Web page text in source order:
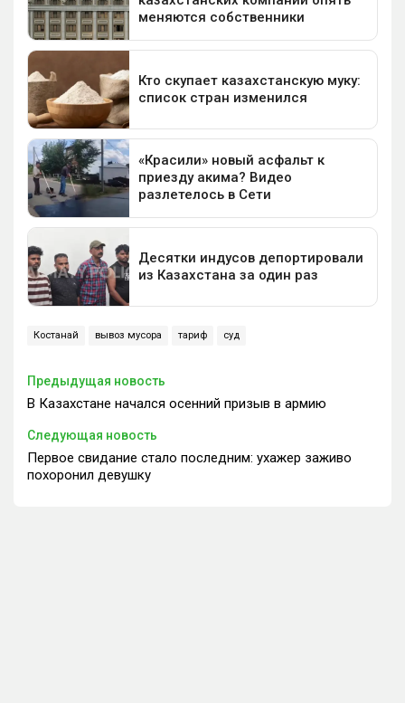
Костанай вывоз мусора тариф суд
Предыдущая новость
В Казахстане начался осенний призыв в армию
Следующая новость
Первое свидание стало последним: ухажер заживо
похоронил девушку